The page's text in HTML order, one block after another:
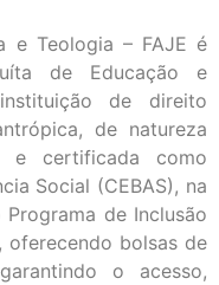
e Teologia – FAJE é
de Educação e
de direito
de natureza
e certificada como
Social (CEBAS), na
de Inclusão
oferecendo bolsas de
o acesso,